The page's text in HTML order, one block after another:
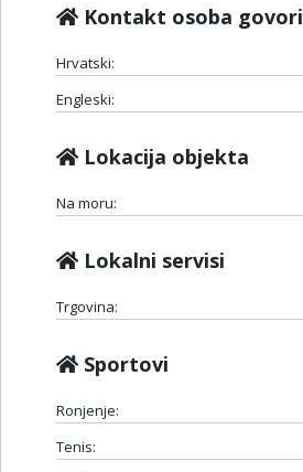
Kontakt osoba govori
Hrvatski:
Engleski:
Lokacija objekta
Na moru:
Lokalni servisi
Trgovina:
Sportovi
Ronjenje:
Tenis: